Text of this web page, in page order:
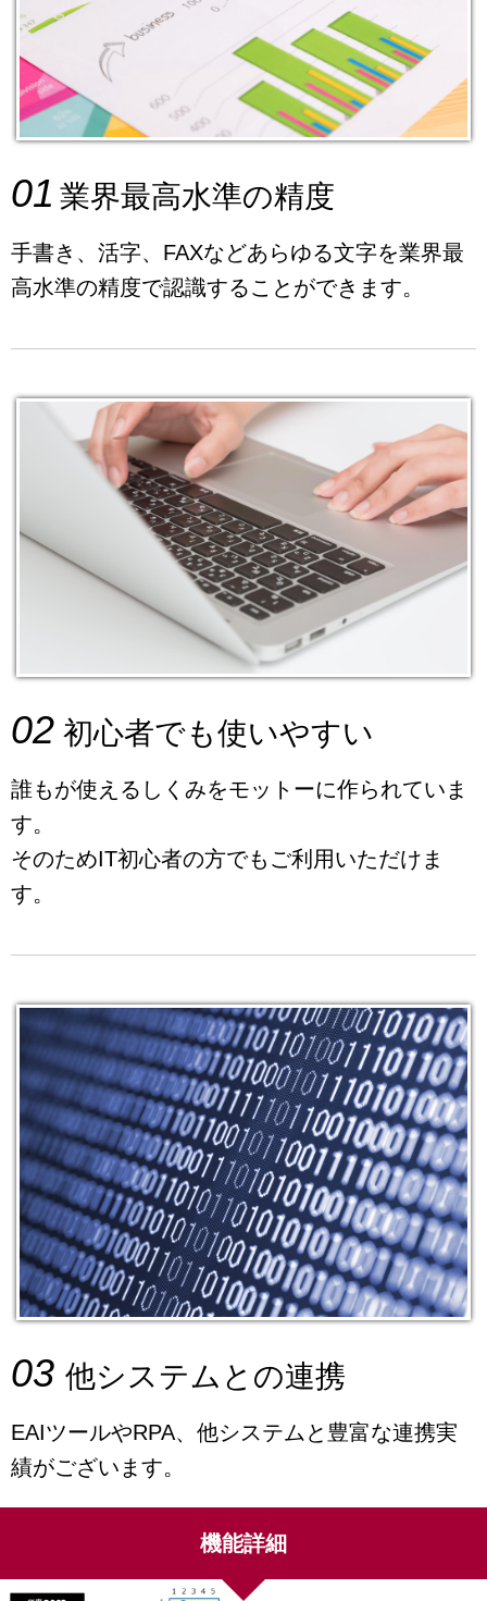
01 業界最高水準の精度
手書き、活字、FAXなどあらゆる文字を業界最
高水準の精度で認識することができます。
02 初心者でも使いやすい
誰もが使えるしくみをモットーに作られていま
す。
そのためIT初心者の方でもご利用いただけま
す。
03 他システムとの連携
EAIツールやRPA、他システムと豊富な連携実
績がございます。
機能詳細